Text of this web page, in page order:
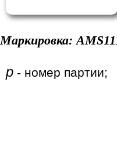
Маркировка:
p - номер партии;